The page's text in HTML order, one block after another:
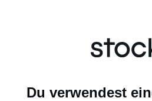
Du verwendest